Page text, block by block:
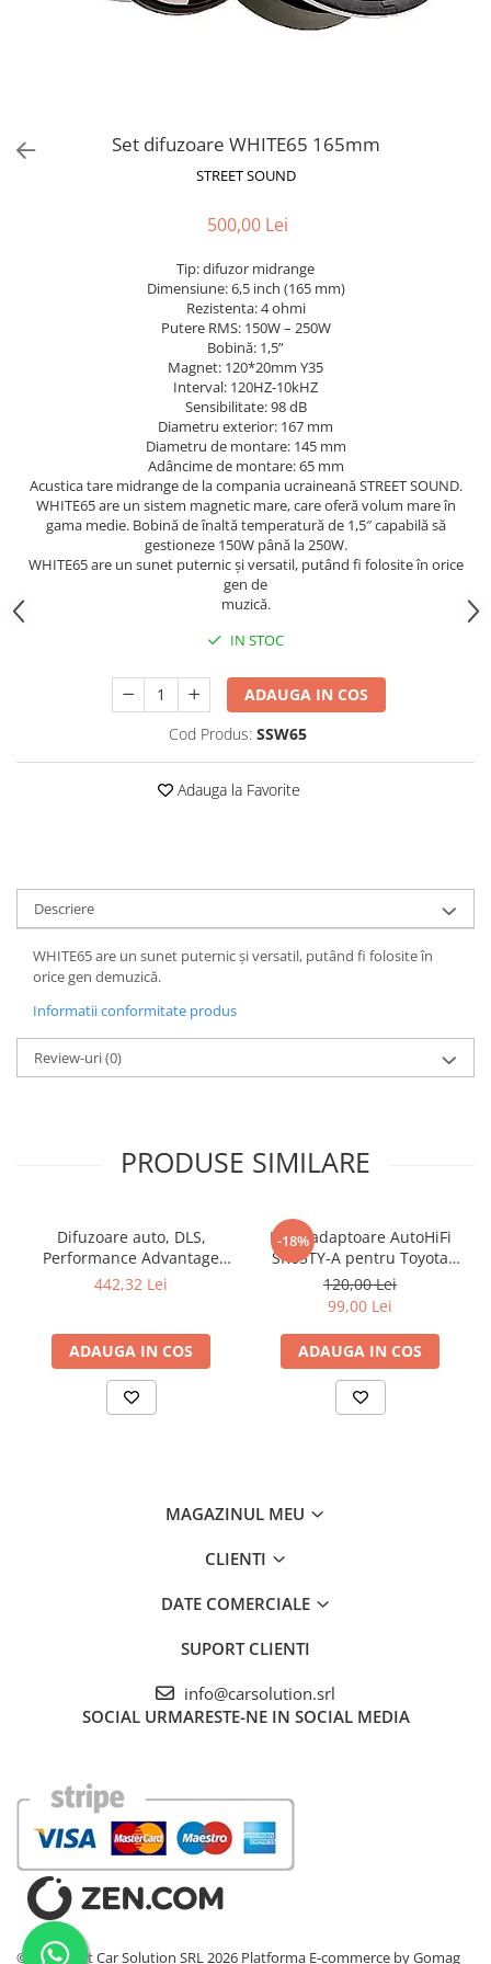
Set difuzoare WHITE65 165mm
STREET SOUND
500,00 Lei
Tip: difuzor midrange
Dimensiune: 6,5 inch (165 mm)
Rezistenta: 4 ohmi
Putere RMS: 150W – 250W
Bobină: 1,5”
Magnet: 120*20mm Y35
Interval: 120HZ-10kHZ
Sensibilitate: 98 dB
Diametru exterior: 167 mm
Diametru de montare: 145 mm
Adâncime de montare: 65 mm
Acustica tare midrange de la compania ucraineană STREET SOUND.
WHITE65 are un sistem magnetic mare, care oferă volum mare în
gama medie. Bobină de înaltă temperatură de 1,5″ capabilă să
gestioneze 150W până la 250W.
WHITE65 are un sunet puternic și versatil, putând fi folosite în orice
gen de
muzică.
IN STOC
ADAUGA IN COS
Cod Produs: SSW65
Adauga la Favorite
Descriere
WHITE65 are un sunet puternic și versatil, putând fi folosite în
orice gen demuzică.
Informatii conformitate produs
Review-uri(0)
PRODUSE SIMILARE
Difuzoare auto, DLS,
Performance Advantage
PA6.20, 165mm, 60W RMS,
442,32 Lei
ADAUGA IN COS
-18%
Inele adaptoare AutoHiFi
SR65TY-A pentru Toyota
165mm
120,00 Lei
99,00 Lei
ADAUGA IN COS
MAGAZINUL MEU
CLIENTI
DATE COMERCIALE
SUPORT CLIENTI
info@carsolution.srl
SOCIAL URMARESTE-NE IN SOCIAL MEDIA
©Copyright Car Solution SRL 2026 Platforma E-commerce by Gomag